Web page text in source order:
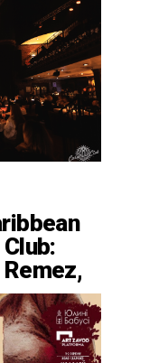
Club: